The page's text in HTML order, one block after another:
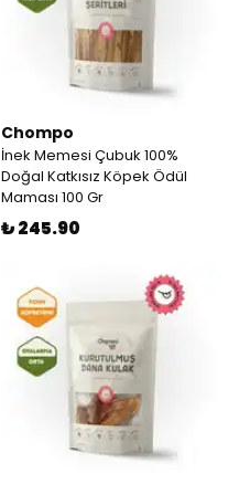
Chompo
İnek Memesi Çubuk 100%
Doğal Katkısız Köpek Ödül
Maması 100 Gr
₺ 245.90